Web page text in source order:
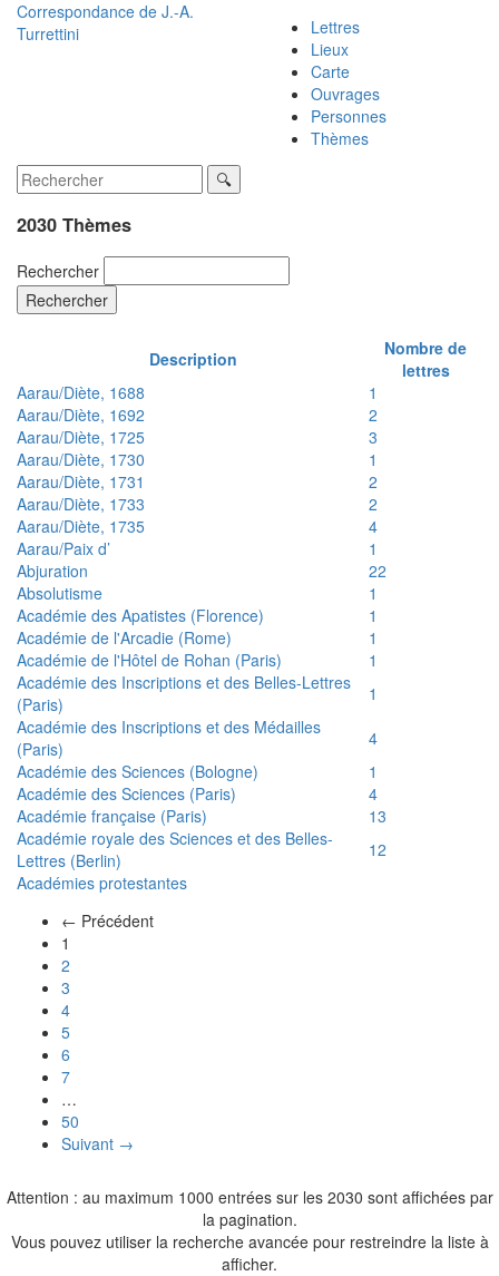
Correspondance de J.-A.
Turrettini
Lettres
Lieux
Carte
Ouvrages
Personnes
Thèmes
2030 Thèmes
Rechercher
Rechercher
Description
Nombre de
lettres
Aarau/Diète, 1688
1
Aarau/Diète, 1692
2
Aarau/Diète, 1725
3
Aarau/Diète, 1730
1
Aarau/Diète, 1731
2
Aarau/Diète, 1733
2
Aarau/Diète, 1735
4
Aarau/Paix d’
1
Abjuration
22
Absolutisme
1
Académie des Apatistes (Florence)
1
Académie de l'Arcadie (Rome)
1
Académie de l'Hôtel de Rohan (Paris)
1
Académie des Inscriptions et des Belles-Lettres
(Paris)
1
Académie des Inscriptions et des Médailles
(Paris)
4
Académie des Sciences (Bologne)
1
Académie des Sciences (Paris)
4
Académie française (Paris)
13
Académie royale des Sciences et des Belles-
Lettres (Berlin)
12
Académies protestantes
← Précédent
1
2
3
4
5
6
7
…
50
Suivant →
Attention : au maximum 1000 entrées sur les 2030 sont affichées par
la pagination.
Vous pouvez utiliser la recherche avancée pour restreindre la liste à
afficher.